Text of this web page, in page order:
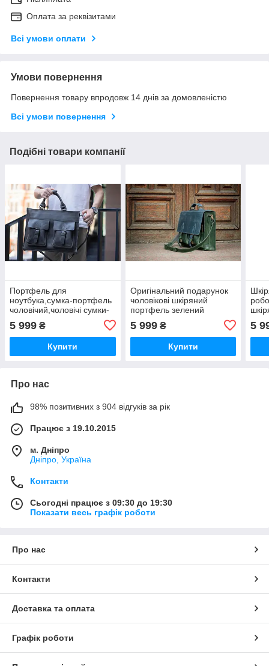
Оплата за реквізитами
Всі умови оплати
Умови повернення
Повернення товару впродовж 14 днів за домовленістю
Всі умови повернення
Подібні товари компанії
Портфель для
ноутбука,сумка-портфель
чоловічий,чоловічі сумки-
портфелі через плече сіра
42см*32см
5 999 ₴
Купити
Оригінальний подарунок
чоловікові шкіряний
портфель зелений
колезі чоловікові, шкіряна
сумка для ноутбука
5 999₴
Купити
5
Про нас
98% позитивних з 904 відгуків за рік
Працює з 19.10.2015
м. Дніпро
Дніпро, Україна
Контакти
Сьогодні працює з 09:30 до 19:30
Показати весь графік роботи
Про нас
Контакти
Доставка та оплата
Графік роботи